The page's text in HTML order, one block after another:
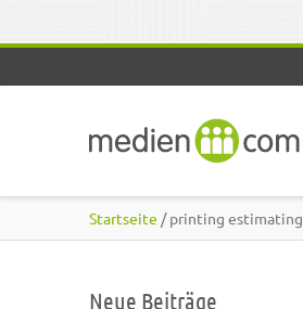
Startseite / printing estimating
Neue Beiträge